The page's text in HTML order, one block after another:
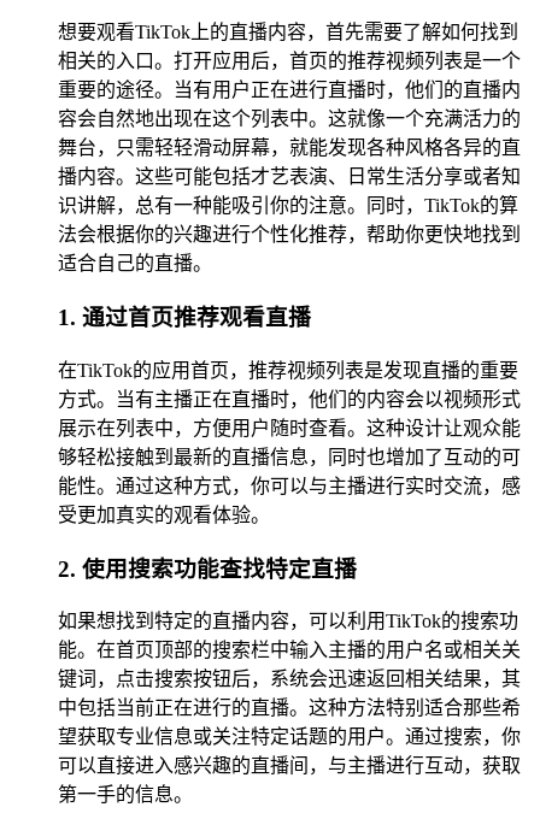
想要观看TikTok上的直播内容，首先需要了解如何找到
相关的入口。打开应用后，首页的推荐视频列表是一个
重要的途径。当有用户正在进行直播时，他们的直播内
容会自然地出现在这个列表中。这就像一个充满活力的
舞台，只需轻轻滑动屏幕，就能发现各种风格各异的直
播内容。这些可能包括才艺表演、日常生活分享或者知
识讲解，总有一种能吸引你的注意。同时，TikTok的算
法会根据你的兴趣进行个性化推荐，帮助你更快地找到
适合自己的直播。
1. 通过首页推荐观看直播
在TikTok的应用首页，推荐视频列表是发现直播的重要
方式。当有主播正在直播时，他们的内容会以视频形式
展示在列表中，方便用户随时查看。这种设计让观众能
够轻松接触到最新的直播信息，同时也增加了互动的可
能性。通过这种方式，你可以与主播进行实时交流，感
受更加真实的观看体验。
2. 使用搜索功能查找特定直播
如果想找到特定的直播内容，可以利用TikTok的搜索功
能。在首页顶部的搜索栏中输入主播的用户名或相关关
键词，点击搜索按钮后，系统会迅速返回相关结果，其
中包括当前正在进行的直播。这种方法特别适合那些希
望获取专业信息或关注特定话题的用户。通过搜索，你
可以直接进入感兴趣的直播间，与主播进行互动，获取
第一手的信息。